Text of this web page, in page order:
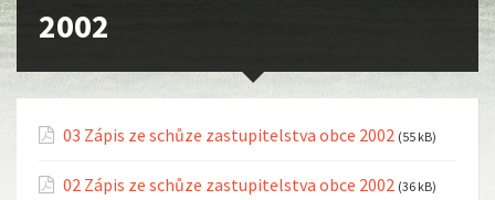
2002
03 Zápis ze schůze zastupitelstva obce 2002 (55 kB)
02 Zápis ze schůze zastupitelstva obce 2002 (36 kB)